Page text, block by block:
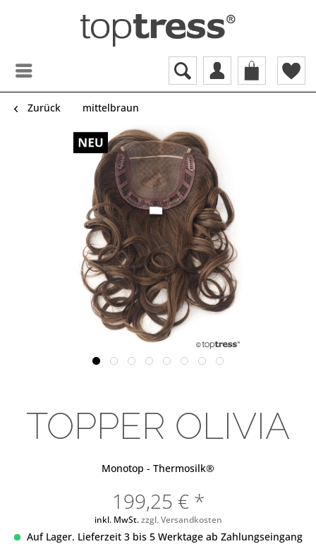
Zurück mittelbraun
TOPPER OLIVIA
Monotop - Thermosilk®
199,25 € *
inkl. MwSt.zzgl. Versandkosten
Auf Lager. Lieferzeit 3 bis 5 Werktage ab Zahlungseingang